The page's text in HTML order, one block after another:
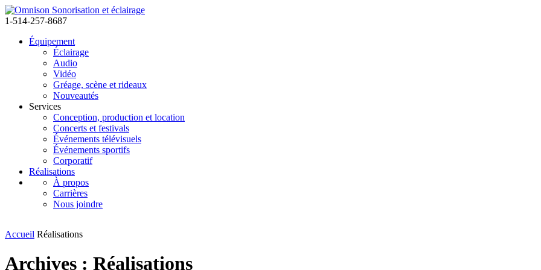
1-514-257-8687
Équipement
Éclairage
Audio
Vidéo
Gréage, scène et rideaux
Nouveautés
Services
Conception, production et location
Concerts et festivals
Événements télévisuels
Événements sportifs
Corporatif
Réalisations
À propos
Carrières
Nous joindre
Accueil Réalisations
Archives : Réalisations